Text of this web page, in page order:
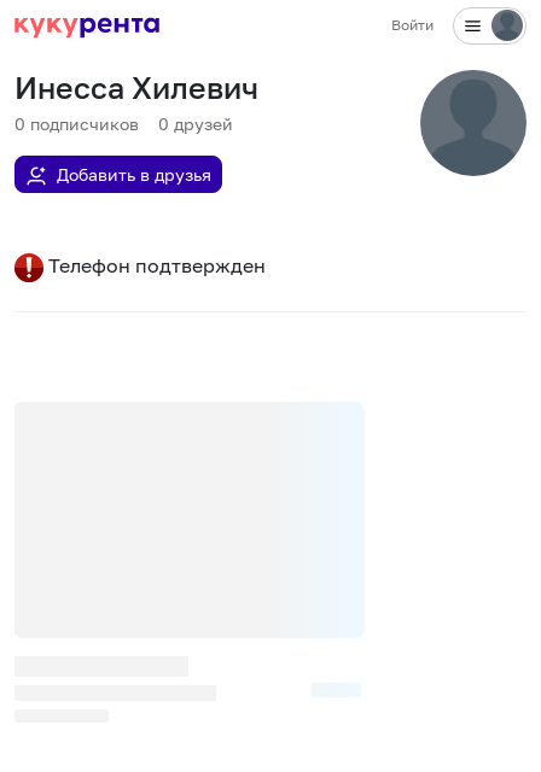
Войти
Инесса Хилевич
0 подписчиков 0 друзей
Добавить в друзья
Телефон подтвержден